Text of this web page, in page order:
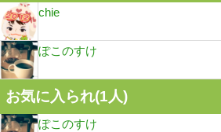
chie
ぽこのすけ
お気に入られ(1人)
ぽこのすけ